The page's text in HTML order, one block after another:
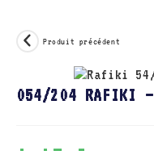
Produit précédent
054/204 RAFIKI –